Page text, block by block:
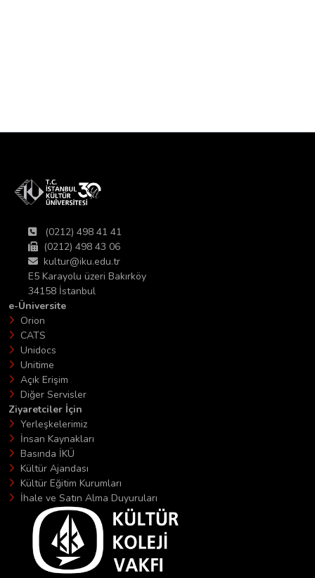
(0212) 498 41 41
(0212) 498 43 06
kultur@iku.edu.tr
E5 Karayolu üzeri Bakırköy
34158 İstanbul
e-Üniversite
Orion
CATS
Unidocs
Unitime
Açık Erişim
Diğer Servisler
Ziyaretciler İçin
Yerleşkelerimiz
İnsan Kaynakları
Basında İKÜ
Kültür Ajandası
Kültür Eğitim Kurumları
İhale ve Satın Alma Duyuruları